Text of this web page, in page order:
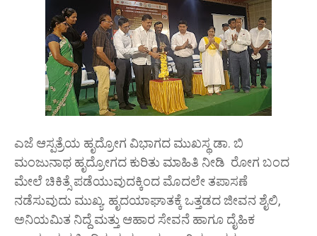
ಎಜೆ ಆಸ್ಪತ್ರೆಯ ಹೃದ್ರೋಗ ವಿಭಾಗದ ಮುಖಸ್ಥ ಡಾ. ಬಿ
ಮಂಜುನಾಥ ಹೃದ್ರೋಗದ ಕುರಿತು ಮಾಹಿತಿ ನೀಡಿ ರೋಗ ಬಂದ
ಮೇಲೆ ಚಿಕಿತ್ಸೆ ಪಡೆಯುವುದಕ್ಕಿಂದ ಮೊದಲೇ ತಪಾಸಣೆ
ನಡೆಸುವುದು ಮುಖ್ಯ. ಹೃದಯಾಘಾತಕ್ಕೆ ಒತ್ತಡದ ಜೀವನ ಶೈಲಿ,
ಅನಿಯಮಿತ ನಿದ್ದೆ ಮತ್ತು ಆಹಾರ ಸೇವನೆ ಹಾಗೂ ದೈಹಿಕ